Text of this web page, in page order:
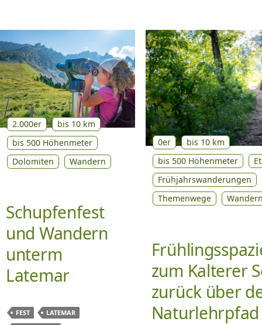
2.000er
bis 10 km
bis 500 Höhenmeter
Dolomiten
Wandern
Schupfenfest
und Wandern
unterm
Latemar
FEST
LATEMAR
0er
bis 10 km
bis 500 Höhenmeter
Frühjahrswanderungen
Themenwege
zum Kalterer
zurück über
Naturlehrpfad